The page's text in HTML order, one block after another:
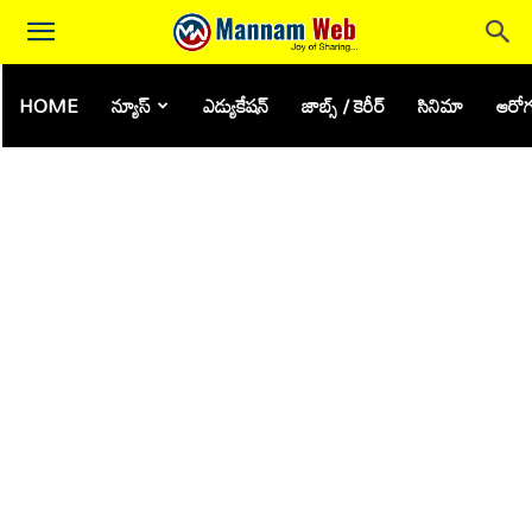
HOME న్యూస్ ఎడ్యుకేషన్ జాబ్స్ / కెరీర్ సినిమా